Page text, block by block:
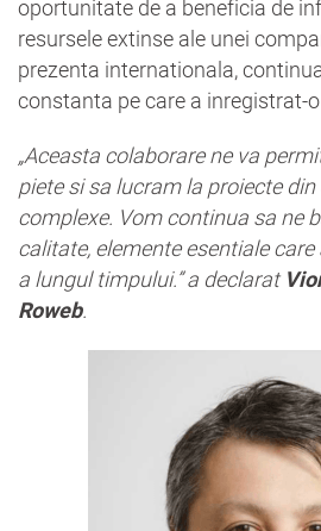
oportunitate de a beneficia de
resursele extinse ale unei
prezenta internationala,
constanta pe care a inregistrat-
„Aceasta colaborare ne va
piete si sa lucram la proiecte din
complexe. Vom continua sa ne
calitate, elemente esentiale
a lungul timpului.” a declarat
Roweb.